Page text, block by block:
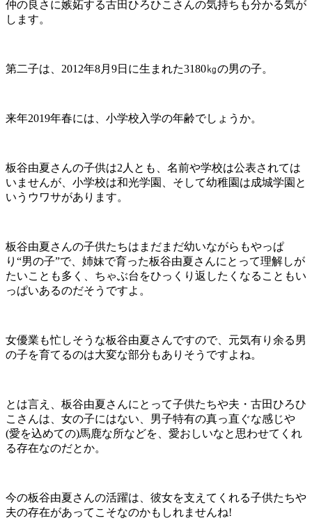
仲の良さに嫉妬する古田ひろひこさんの気持ちも分かる気が
します。
第二子は、2012年8月9日に生まれた3180㎏の男の子。
来年2019年春には、小学校入学の年齢でしょうか。
板谷由夏さんの子供は2人とも、名前や学校は公表されては
いませんが、小学校は和光学園、そして幼稚園は成城学園と
いうウワサがあります。
板谷由夏さんの子供たちはまだまだ幼いながらもやっぱ
り“男の子”で、姉妹で育った板谷由夏さんにとって理解しが
たいことも多く、ちゃぶ台をひっくり返したくなることもい
っぱいあるのだそうですよ。
女優業も忙しそうな板谷由夏さんですので、元気有り余る男
の子を育てるのは大変な部分もありそうですよね。
とは言え、板谷由夏さんにとって子供たちや夫・古田ひろひ
こさんは、女の子にはない、男子特有の真っ直ぐな感じや
(愛を込めての)馬鹿な所などを、愛おしいなと思わせてくれ
る存在なのだとか。
今の板谷由夏さんの活躍は、彼女を支えてくれる子供たちや
夫の存在があってこそなのかもしれませんね!